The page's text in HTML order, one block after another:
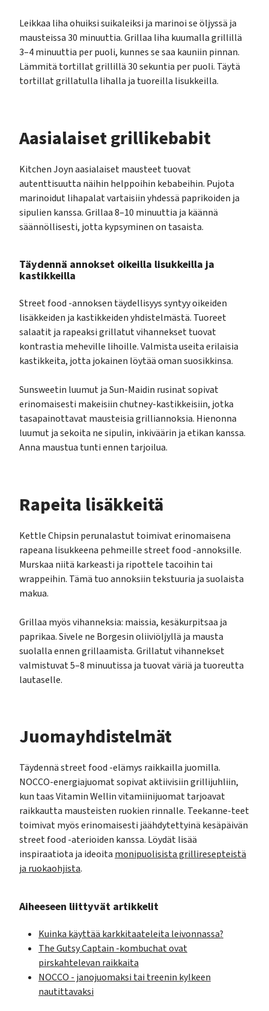
Leikkaa liha ohuiksi suikaleiksi ja marinoi se öljyssä ja
mausteissa 30 minuuttia. Grillaa liha kuumalla grillillä
3–4 minuuttia per puoli, kunnes se saa kauniin pinnan.
Lämmitä tortillat grillillä 30 sekuntia per puoli. Täytä
tortillat grillatulla lihalla ja tuoreilla lisukkeilla.
Aasialaiset grillikebabit
Kitchen Joyn aasialaiset mausteet tuovat
autenttisuutta näihin helppoihin kebabeihin. Pujota
marinoidut lihapalat vartaisiin yhdessä paprikoiden ja
sipulien kanssa. Grillaa 8–10 minuuttia ja käännä
säännöllisesti, jotta kypsyminen on tasaista.
Täydennä annokset oikeilla lisukkeilla ja
kastikkeilla
Street food -annoksen täydellisyys syntyy oikeiden
lisäkkeiden ja kastikkeiden yhdistelmästä. Tuoreet
salaatit ja rapeaksi grillatut vihannekset tuovat
kontrastia meheville lihoille. Valmista useita erilaisia
kastikkeita, jotta jokainen löytää oman suosikkinsa.
Sunsweetin luumut ja Sun-Maidin rusinat sopivat
erinomaisesti makeisiin chutney-kastikkeisiin, jotka
tasapainottavat mausteisia grilliannoksia. Hienonna
luumut ja sekoita ne sipulin, inkiväärin ja etikan kanssa.
Anna maustua tunti ennen tarjoilua.
Rapeita lisäkkeitä
Kettle Chipsin perunalastut toimivat erinomaisena
rapeana lisukkeena pehmeille street food -annoksille.
Murskaa niitä karkeasti ja ripottele tacoihin tai
wrappeihin. Tämä tuo annoksiin tekstuuria ja suolaista
makua.
Grillaa myös vihanneksia: maissia, kesäkurpitsaa ja
paprikaa. Sivele ne Borgesin oliiviöljyllä ja mausta
suolalla ennen grillaamista. Grillatut vihannekset
valmistuvat 5–8 minuutissa ja tuovat väriä ja tuoreutta
lautaselle.
Juomayhdistelmät
Täydennä street food -elämys raikkailla juomilla.
NOCCO-energiajuomat sopivat aktiivisiin grillijuhliin,
kun taas Vitamin Wellin vitamiinijuomat tarjoavat
raikkautta mausteisten ruokien rinnalle. Teekanne-teet
toimivat myös erinomaisesti jäähdytettyinä kesäpäivän
street food -aterioiden kanssa. Löydät lisää
inspiraatiota ja ideoita monipuolisista grilliresepteistä
ja ruokaohjista.
Aiheeseen liittyvät artikkelit
Kuinka käyttää karkkitaateleita leivonnassa?
The Gutsy Captain -kombuchat ovat
pirskahtelevan raikkaita
NOCCO - janojuomaksi tai treenin kylkeen
nautittavaksi